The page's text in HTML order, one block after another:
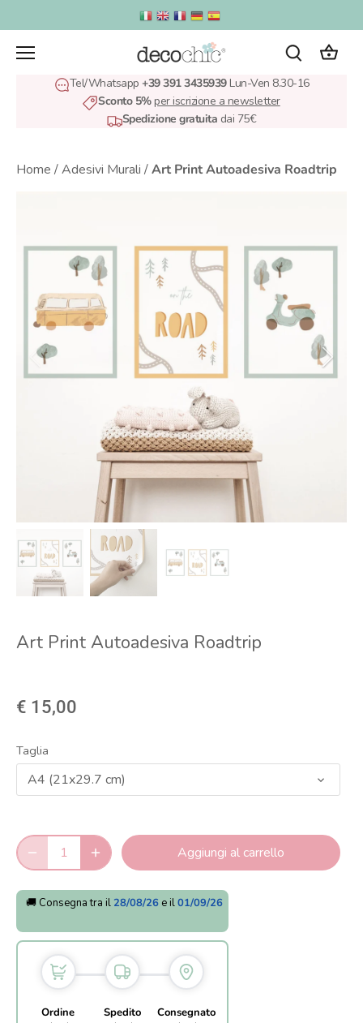
al
contenuto
Tel/Whatsapp +39 391 3435939Lun-Ven 8.30-16
Sconto 5%per iscrizione a newsletter
Spedizione gratuita dai 75€
Home /Adesivi Murali /Art Print Autoadesiva Roadtrip
Art Print Autoadesiva Roadtrip
€ 15,00
Taglia
A4 (21x29.7 cm)
Aggiungi al carrello
🚚 Consegna tra il 28/08/26 e il01/09/26
Ordine
Spedito
Consegnato